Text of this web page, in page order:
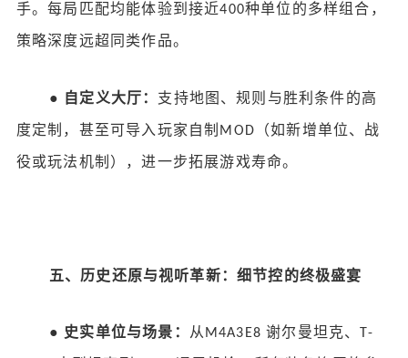
手。每局匹配均能体验到接近400种单位的多样组合，
策略深度远超同类作品。
● 自定义大厅： 支持地图、规则与胜利条件的高
度定制，甚至可导入玩家自制 MOD （如新增单位、战
役或玩法机制），进一步拓展游戏寿命。
五、历史还原与视听革新：细节控的终极盛宴
● 史实单位与场景： 从 M4A3E8谢尔曼坦克、T-